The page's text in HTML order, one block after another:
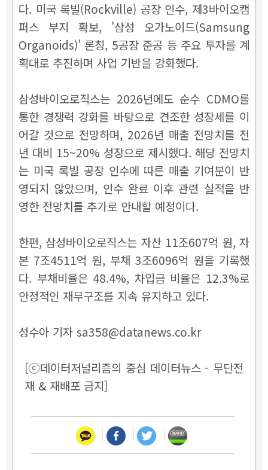
다. 미국 록빌(Rockville) 공장 인수, 제3바이오캠
퍼스 부지 확보, '삼성 오가노이드(Samsung
Organoids)' 론칭, 5공장 준공 등 주요 투자를 계
획대로 추진하며 사업 기반을 강화했다.
삼성바이오로직스는 2026년에도 순수 CDMO를
통한 경쟁력 강화를 바탕으로 견조한 성장세를 이
어갈 것으로 전망하며, 2026년 매출 전망치를 전
년 대비 15~20% 성장으로 제시했다. 해당 전망치
는 미국 록빌 공장 인수에 따른 매출 기여분이 반
영되지 않았으며, 인수 완료 이후 관련 실적을 반
영한 전망치를 추가로 안내할 예정이다.
한편, 삼성바이오로직스는 자산 11조607억 원, 자
본 7조4511억 원, 부채 3조6096억 원을 기록했
다. 부채비율은 48.4%, 차입금 비율은 12.3%로
안정적인 재무구조를 지속 유지하고 있다.
성수아 기자 sa358@datanews.co.kr
[ⓒ데이터저널리즘의 중심 데이터뉴스 - 무단전
재 & 재배포 금지]